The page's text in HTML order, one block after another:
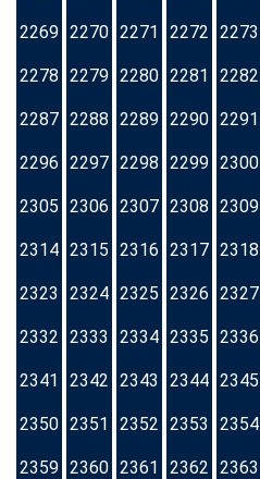
2269 2270 2271 2272 2273
2278 2279 2280 2281 2282
2287 2288 2289 2290 2291
2296 2297 2298 2299 2300
2305 2306 2307 2308 2309
2314 2315 2316 2317 2318
2323 2324 2325 2326 2327
2332 2333 2334 2335 2336
2341 2342 2343 2344 2345
2350 2351 2352 2353 2354
2359 2360 2361 2362 2363